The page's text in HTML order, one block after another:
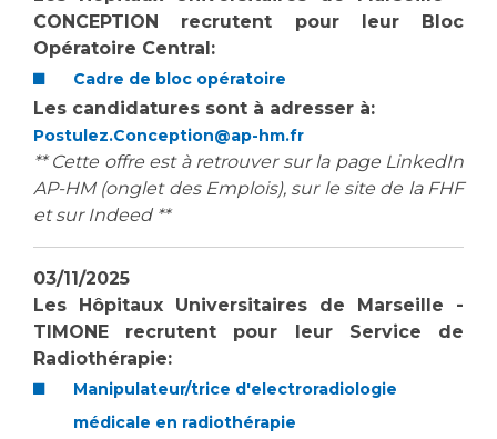
CONCEPTION recrutent pour leur Bloc
Opératoire Central:
Cadre de bloc opératoire
Les candidatures sont à adresser à:
Postulez.Conception@ap-hm.fr
** Cette offre est à retrouver sur la page LinkedIn
AP-HM (onglet des Emplois), sur le site de la FHF
et sur Indeed **
03/11/2025
Les Hôpitaux Universitaires de Marseille -
TIMONE recrutent pour leur Service de
Radiothérapie:
Manipulateur/trice d'electroradiologie
médicale en radiothérapie